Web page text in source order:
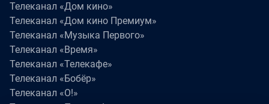
Телеканал «Дом кино»
Телеканал «Дом кино Премиум»
Телеканал «Музыка Первого»
Телеканал «Время»
Телеканал «Телекафе»
Телеканал «Бобёр»
Телеканал «О!»